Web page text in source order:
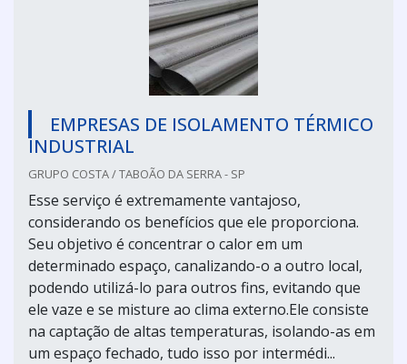
EMPRESAS DE ISOLAMENTO TÉRMICO
INDUSTRIAL
GRUPO COSTA / TABOÃO DA SERRA - SP
Esse serviço é extremamente vantajoso,
considerando os benefícios que ele proporciona.
Seu objetivo é concentrar o calor em um
determinado espaço, canalizando-o a outro local,
podendo utilizá-lo para outros fins, evitando que
ele vaze e se misture ao clima externo.Ele consiste
na captação de altas temperaturas, isolando-as em
um espaço fechado, tudo isso por intermédi...